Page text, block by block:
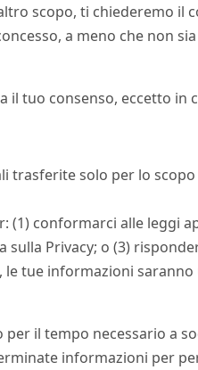
scopo, ti chiederemo
a meno che non
tuo consenso, eccetto
solo per lo
(1) conformarci alle leggi
Privacy; o (3)
le tue informazioni
il tempo necessario a
informazioni per